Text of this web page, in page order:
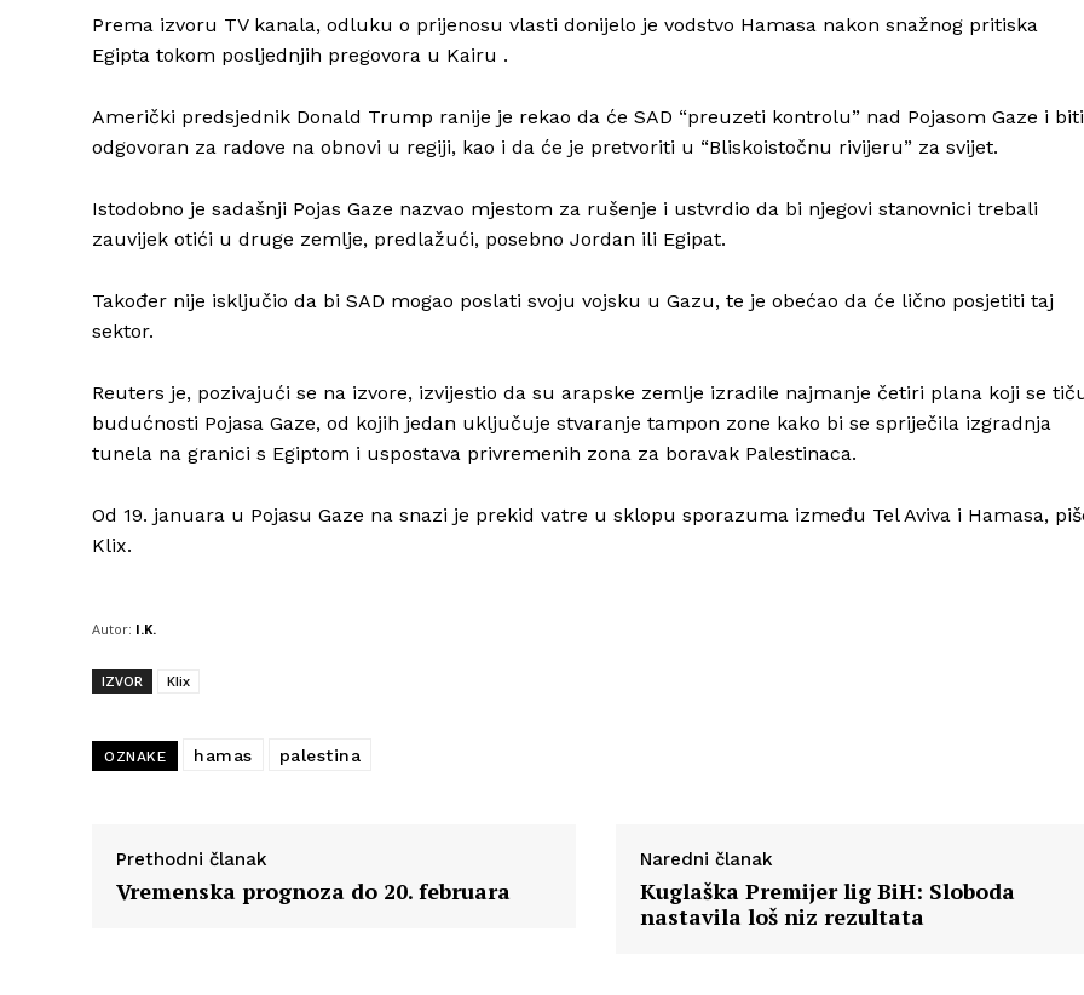
Info
O nama
Kontakt
Impressum
Prema izvoru TV kanala, odluku o prijenosu vlasti donijelo je vodstvo Hamasa nakon snažnog pritiska
Egipta tokom posljednjih pregovora u Kairu .
Američki predsjednik Donald Trump ranije je rekao da će SAD “preuzeti kontrolu” nad Pojasom Gaze i biti
odgovoran za radove na obnovi u regiji, kao i da će je pretvoriti u “Bliskoistočnu rivijeru” za svijet.
Istodobno je sadašnji Pojas Gaze nazvao mjestom za rušenje i ustvrdio da bi njegovi stanovnici trebali
zauvijek otići u druge zemlje, predlažući, posebno Jordan ili Egipat.
Također nije isključio da bi SAD mogao poslati svoju vojsku u Gazu, te je obećao da će lično posjetiti taj
sektor.
Reuters je, pozivajući se na izvore, izvijestio da su arapske zemlje izradile najmanje četiri plana koji se
budućnosti Pojasa Gaze, od kojih jedan uključuje stvaranje tampon zone kako bi se spriječila izgradnja
tunela na granici s Egiptom i uspostava privremenih zona za boravak Palestinaca.
Od 19. januara u Pojasu Gaze na snazi ​​je prekid vatre u sklopu sporazuma između Tel Aviva i Hamasa,
Klix.
Autor: I.K.
IZVOR Klix
OZNAKE hamas palestina
Prethodni članak
Vremenska prognoza do 20. februara
Naredni članak
Kuglaška Premijer lig BiH: Sloboda
nastavila loš niz rezultata